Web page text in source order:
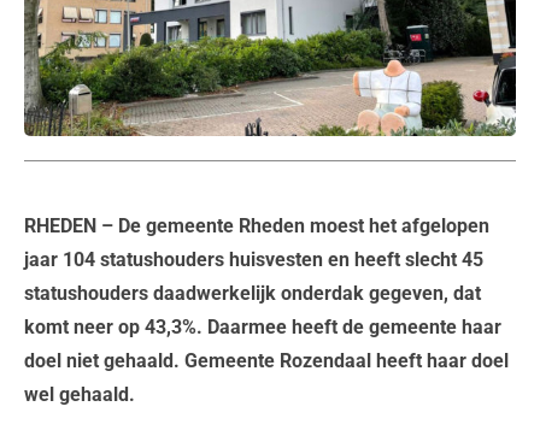
RHEDEN – De gemeente Rheden moest het afgelopen
jaar 104 statushouders huisvesten en heeft slecht 45
statushouders daadwerkelijk onderdak gegeven, dat
komt neer op 43,3%. Daarmee heeft de gemeente haar
doel niet gehaald. Gemeente Rozendaal heeft haar doel
wel gehaald.